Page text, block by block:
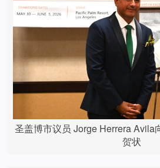
圣盖博市议员 Jorge Herrera Avila
贺状